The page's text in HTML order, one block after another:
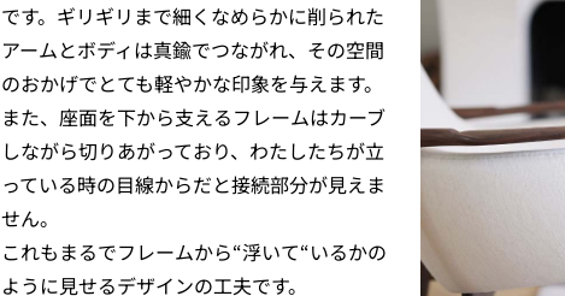
です。ギリギリまで細くなめらかに削られた
アームとボディは真鍮でつながれ、その空間
のおかげでとても軽やかな印象を与えます。
また、座面を下から支えるフレームはカーブ
しながら切りあがっており、わたしたちが立
っている時の目線からだと接続部分が見えま
せん。
これもまるでフレームから“浮いて“いるかの
ように見せるデザインの工夫です。